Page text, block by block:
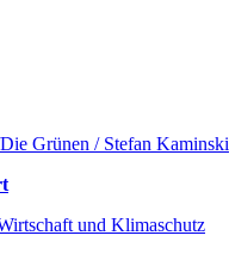
Grünen / Stefan Kaminski
und Klimaschutz